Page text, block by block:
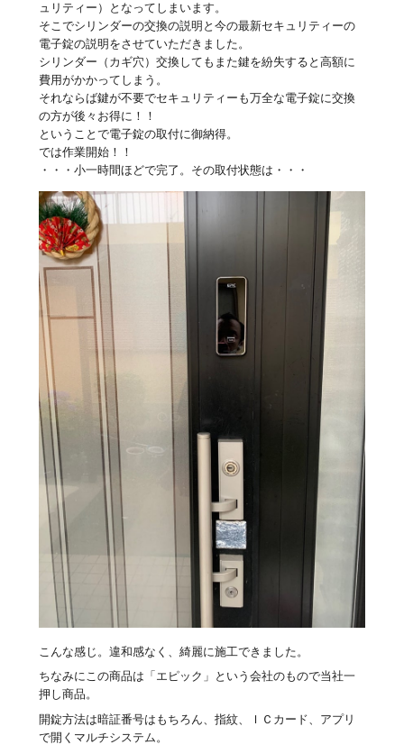
ュリティー）となってしまいます。
そこでシリンダーの交換の説明と今の最新セキュリティーの
電子錠の説明をさせていただきました。
シリンダー（カギ穴）交換してもまた鍵を紛失すると高額に
費用がかかってしまう。
それならば鍵が不要でセキュリティーも万全な電子錠に交換
の方が後々お得に！！
ということで電子錠の取付に御納得。
では作業開始！！
・・・小一時間ほどで完了。その取付状態は・・・
こんな感じ。違和感なく、綺麗に施工できました。
ちなみにこの商品は「エピック」という会社のもので当社一
押し商品。
開錠方法は暗証番号はもちろん、指紋、ＩＣカード、アプリ
で開くマルチシステム。